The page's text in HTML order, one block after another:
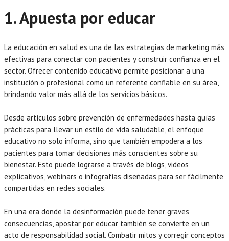
1. Apuesta por educar
La educación en salud es una de las estrategias de marketing más
efectivas para conectar con pacientes y construir confianza en el
sector. Ofrecer contenido educativo permite posicionar a una
institución o profesional como un referente confiable en su área,
brindando valor más allá de los servicios básicos.
Desde artículos sobre prevención de enfermedades hasta guías
prácticas para llevar un estilo de vida saludable, el enfoque
educativo no solo informa, sino que también empodera a los
pacientes para tomar decisiones más conscientes sobre su
bienestar. Esto puede lograrse a través de blogs, videos
explicativos, webinars o infografías diseñadas para ser fácilmente
compartidas en redes sociales.
En una era donde la desinformación puede tener graves
consecuencias, apostar por educar también se convierte en un
acto de responsabilidad social. Combatir mitos y corregir conceptos